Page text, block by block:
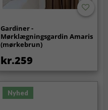
Gardiner -
Mørklægningsgardin Amaris
(mørkebrun)
kr.259
Nyhed